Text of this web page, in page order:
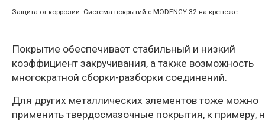
Защита от коррозии. Система покрытий с MODENGY 32 на крепеже
Покрытие обеспечивает стабильный и низкий
коэффициент закручивания, а также возможность
многократной сборки-разборки соединений.
Для других металлических элементов тоже можно
применить твердосмазочные покрытия, к примеру,